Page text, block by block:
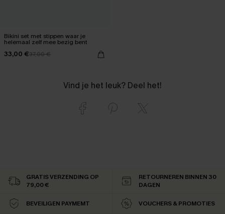
Bikini set met stippen waar je
helemaal zelf mee bezig bent
33,00 €37,00 €
Vind je het leuk? Deel het!
GRATIS VERZENDING OP
79,00 €
RETOURNEREN BINNEN 30
DAGEN
BEVEILIGEN PAYMEMT VOUCHERS & PROMOTIES